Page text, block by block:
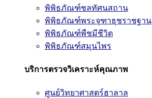
พิพิธภัณฑ์ชลทัศนสถาน
พิพิธภัณฑ์พระจุฑาธุชราชฐาน
พิพิธภัณฑ์พืชมีชีวิต
พิพิธภัณฑ์สมุนไพร
บริการตรวจวิเคราะห์คุณภาพ
ศูนย์วิทยาศาสตร์ฮาลาล